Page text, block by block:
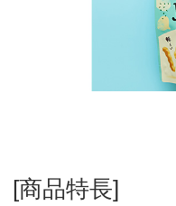
[商品特長]